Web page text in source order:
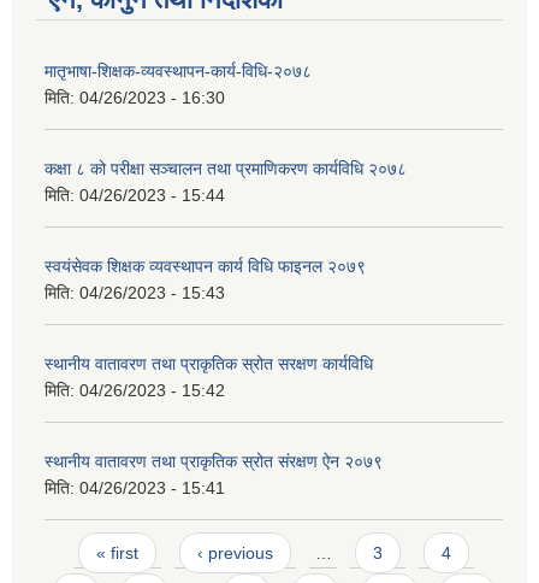
मातृभाषा-शिक्षक-व्यवस्थापन-कार्य-विधि-२०७८
मिति: 04/26/2023 - 16:30
कक्षा ८ को परीक्षा सञ्चालन तथा प्रमाणिकरण कार्यविधि २०७८
मिति: 04/26/2023 - 15:44
स्वयंसेवक शिक्षक व्यवस्थापन कार्य विधि फाइनल २०७९
मिति: 04/26/2023 - 15:43
स्थानीय वातावरण तथा प्राकृतिक स्रोत सरक्षण कार्यविधि
मिति: 04/26/2023 - 15:42
स्थानीय वातावरण तथा प्राकृतिक स्रोत संरक्षण ऐन २०७९
मिति: 04/26/2023 - 15:41
Pages
« first ‹ previous 3 4